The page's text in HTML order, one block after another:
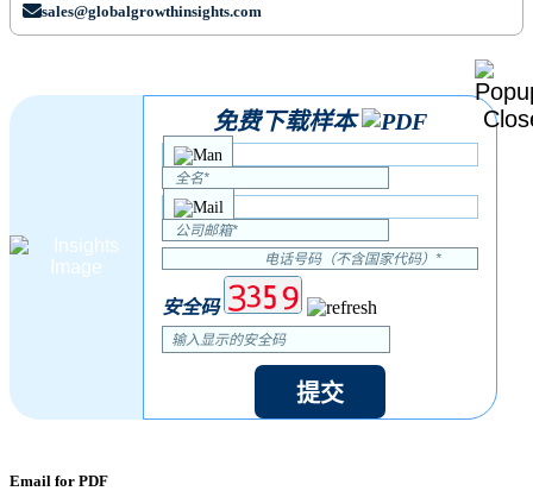
sales@globalgrowthinsights.com
免费下载样本
安全码
提交
Email for PDF